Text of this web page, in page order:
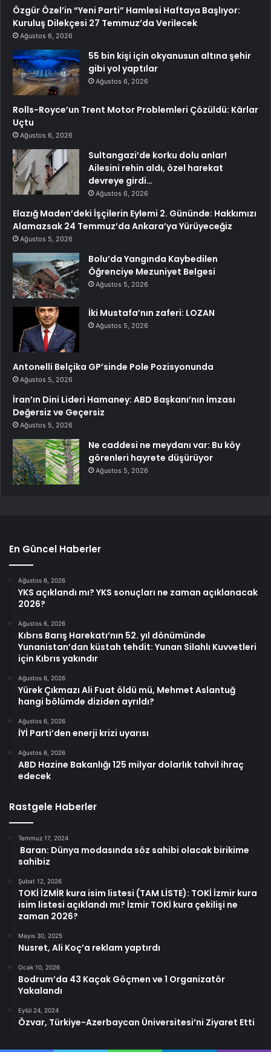
Özgür Özel’in “Yeni Parti” Hamlesi Haftaya Başlıyor:
Kuruluş Dilekçesi 27 Temmuz’da Verilecek
Ağustos 6, 2026
55 bin kişi için okyanusun altına şehir
gibi yol yaptılar
Ağustos 6, 2026
Rolls-Royce’un Trent Motor Problemleri Çözüldü: Kârlar
Uçtu
Ağustos 6, 2026
Sultangazi’de korku dolu anlar!
Ailesini rehin aldı, özel harekat
devreye girdi…
Ağustos 6, 2026
Elazığ Maden’deki İşçilerin Eylemi 2. Gününde: Hakkımızı
Alamazsak 24 Temmuz’da Ankara’ya Yürüyeceğiz
Ağustos 5, 2026
Bolu’da Yangında Kaybedilen
Öğrenciye Mezuniyet Belgesi
Ağustos 5, 2026
İki Mustafa’nın zaferi: LOZAN
Ağustos 5, 2026
Antonelli Belçika GP’sinde Pole Pozisyonunda
Ağustos 5, 2026
İran’ın Dini Lideri Hamaney: ABD Başkanı’nın İmzası
Değersiz ve Geçersiz
Ağustos 5, 2026
Ne caddesi ne meydanı var: Bu köy
görenleri hayrete düşürüyor
Ağustos 5, 2026
En Güncel Haberler
Ağustos 6, 2026
YKS açıklandı mı? YKS sonuçları ne zaman açıklanacak
2026?
Ağustos 6, 2026
Kıbrıs Barış Harekatı’nın 52. yıl dönümünde
Yunanistan’dan küstah tehdit: Yunan Silahlı Kuvvetleri
için Kıbrıs yakındır
Ağustos 6, 2026
Yürek Çıkmazı Ali Fuat öldü mü, Mehmet Aslantuğ
hangi bölümde diziden ayrıldı?
Ağustos 6, 2026
İYİ Parti’den enerji krizi uyarısı
Ağustos 6, 2026
ABD Hazine Bakanlığı 125 milyar dolarlık tahvil ihraç
edecek
Rastgele Haberler
Temmuz 17, 2024
Baran: Dünya modasında söz sahibi olacak birikime
sahibiz
Şubat 12, 2026
TOKİ İZMİR kura isim listesi (TAM LİSTE): TOKİ İzmir kura
isim listesi açıklandı mı? İzmir TOKİ kura çekilişi ne
zaman 2026?
Mayıs 30, 2025
Nusret, Ali Koç’a reklam yaptırdı
Ocak 10, 2026
Bodrum’da 43 Kaçak Göçmen ve 1 Organizatör
Yakalandı
Eylül 24, 2024
Özvar, Türkiye-Azerbaycan Üniversitesi’ni Ziyaret Etti